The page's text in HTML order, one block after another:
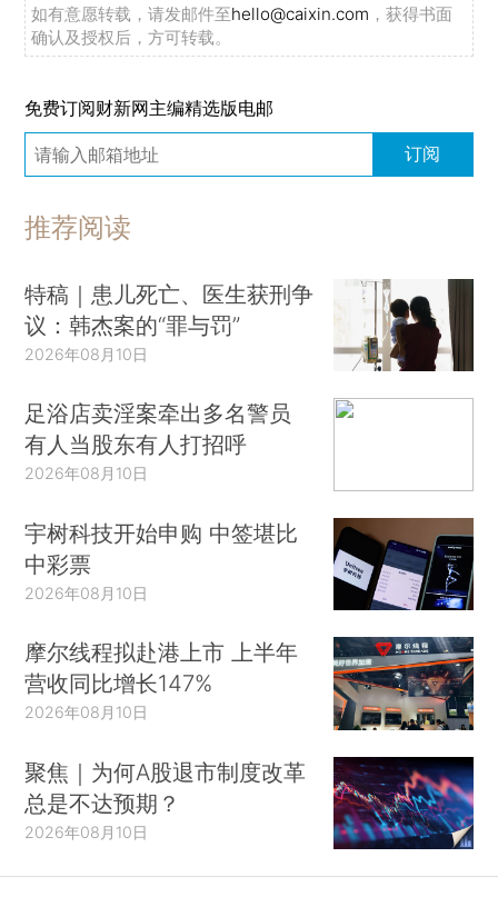
如有意愿转载，请发邮件至hello@caixin.com ，获得书面
确认及授权后，方可转载。
免费订阅财新网主编精选版电邮
订阅
推荐阅读
特稿｜患儿死亡、医生获刑争
议：韩杰案的“罪与罚”
2026年08月10日
足浴店卖淫案牵出多名警员
有人当股东有人打招呼
2026年08月10日
宇树科技开始申购 中签堪比
中彩票
2026年08月10日
摩尔线程拟赴港上市 上半年
营收同比增长147%
2026年08月10日
聚焦｜为何A股退市制度改革
总是不达预期？
2026年08月10日